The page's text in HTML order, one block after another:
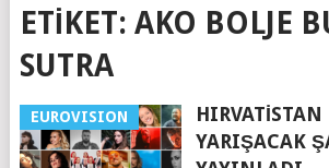
ETIKET: AKO BOLJE
SUTRA
EUROVISION
HIRVATISTAN
YARIŞACAK